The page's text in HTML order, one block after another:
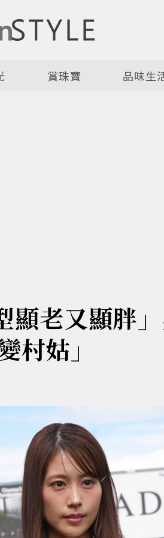
賞珠寶 品味生
顯老又顯胖
村姑」